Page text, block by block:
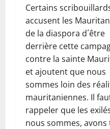
Certains
accusent les
de la diaspora d´être
derrière cette
contre la sainte
et ajoutent que nous
sommes loin des
mauritaniennes. Il
rappeler que les
nous sommes, avons